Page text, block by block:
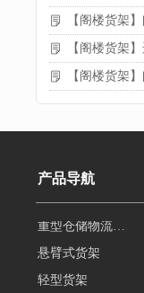
产品导航
悬臂式货架
轻型货架
阁楼货架定制